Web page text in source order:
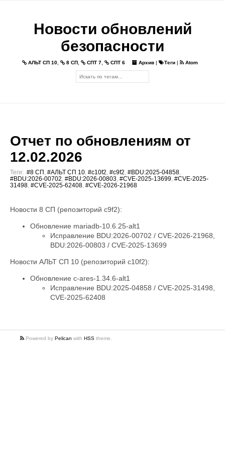
Новости обновлений
безопасности
АЛЬТ СП 10 8 СП СПТ 7 СПТ 6 Архив | Теги | Atom
Отчет по обновлениям от
12.02.2026
Теги: #8 СП #АЛЬТ СП 10 #c10f2 #c9f2 #BDU:2025-04858
#BDU:2026-00702 #BDU:2026-00803 #CVE-2025-13699 #CVE-2025-
31498 #CVE-2025-62408 #CVE-2026-21968
Новости 8 СП (репозиторий c9f2):
Обновление mariadb-10.6.25-alt1
Исправление BDU:2026-00702 / CVE-2026-21968,
BDU:2026-00803 / CVE-2025-13699
Новости АЛЬТ СП 10 (репозиторий c10f2):
Обновление c-ares-1.34.6-alt1
Исправление BDU:2025-04858 / CVE-2025-31498,
CVE-2025-62408
Powered by Pelican with HSS theme.